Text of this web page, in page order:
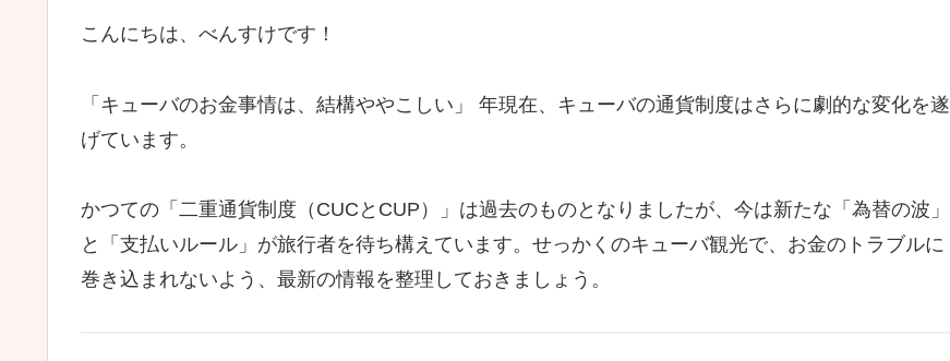
こんにちは、べんすけです！
「キューバのお金事情は、結構ややこしい」 年現在、キューバの通貨制度はさらに劇的な変化を遂
げています。
かつての「二重通貨制度（CUCとCUP）」は過去のものとなりましたが、今は新たな「為替の波」
と「支払いルール」が旅行者を待ち構えています。せっかくのキューバ観光で、お金のトラブルに
巻き込まれないよう、最新の情報を整理しておきましょう。